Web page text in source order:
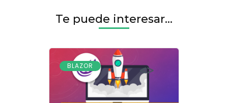
Te puede interesar...
BLAZOR